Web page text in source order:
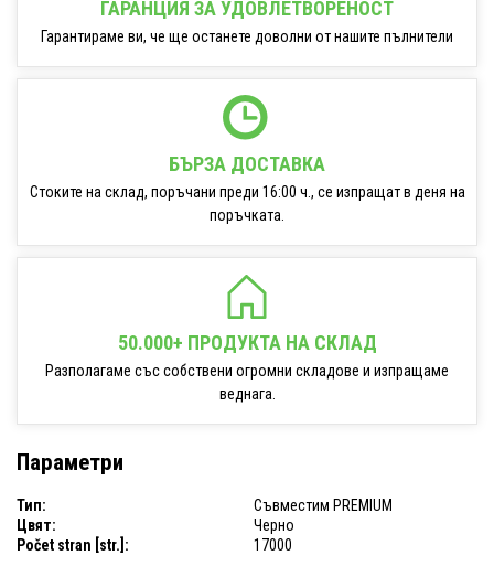
ГАРАНЦИЯ ЗА УДОВЛЕТВОРЕНОСТ
Гарантираме ви, че ще останете доволни от нашите пълнители
БЪРЗА ДОСТАВКА
Стоките на склад, поръчани преди 16:00 ч., се изпращат в деня на
поръчката.
50.000+ ПРОДУКТА НА СКЛАД
Разполагаме със собствени огромни складове и изпращаме
веднага.
Параметри
Тип:
Съвместим PREMIUM
Цвят:
Черно
Počet stran [str.]:
17000